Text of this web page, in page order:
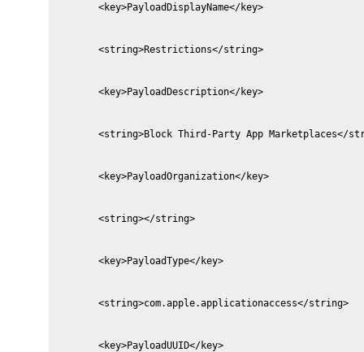
<key>PayloadDisplayName</key>
<string>Restrictions</string>
<key>PayloadDescription</key>
<string>Block Third-Party App Marketplaces</
<key>PayloadOrganization</key>
<string></string>
<key>PayloadType</key>
<string>com.apple.applicationaccess</string>
<key>PayloadUUID</key>